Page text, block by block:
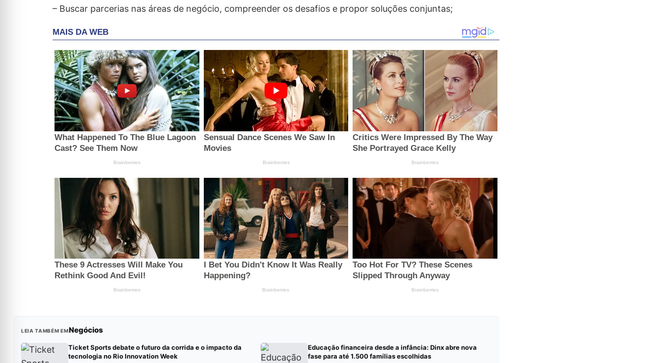
– Buscar parcerias nas áreas de negócio, compreender os desafios e propor soluções conjuntas;
LEIA TAMBÉM EMNegócios
Ticket Sports debate o futuro da corrida e o impacto da
tecnologia no Rio Innovation Week
Educação financeira desde a infância: Dinx abre nova
fase para até 1.500 famílias escolhidas